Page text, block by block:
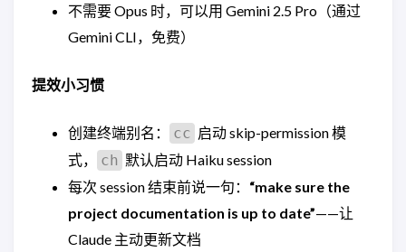
不需要 Opus 时，可以用 Gemini 2.5 Pro（通过
Gemini CLI，免费）
提效小习惯
创建终端别名： cc 启动 skip-permission 模
式，
ch 默认启动 Haiku session
每次 session 结束前说一句： “make sure the
project documentation is up to date”——让
Claude 主动更新文档